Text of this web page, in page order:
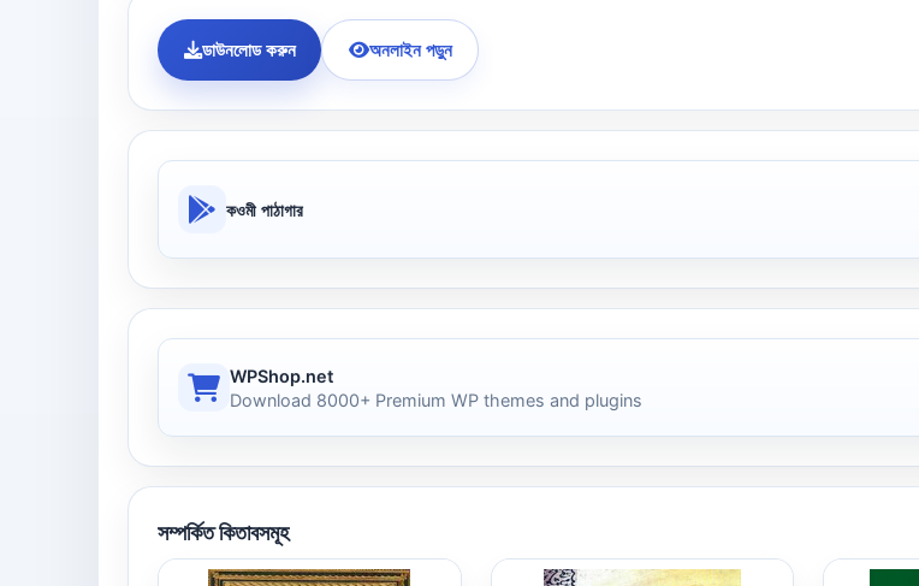
ডাউনলোড করুন অনলাইন পড়ুন
কওমী পাঠাগার
WPShop.net
Download 8000+ Premium WP themes and plugins
সম্পর্কিত কিতাবসমূহ